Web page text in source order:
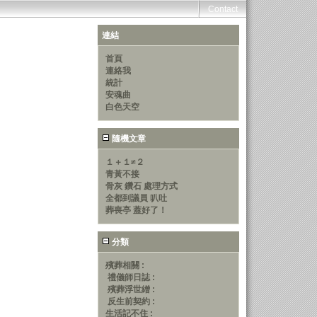
Contact
連結
首頁
連絡我
統計
安魂曲
白色天空
隨機文章
１＋１≠２
青黃不接
骨灰 鑽石 處理方式
全都到議員 叭吐
葬喪亭 蓋好了！
分類
殯葬相關 :
禮儀師日誌 :
殯葬浮世繒 :
反生前契約 :
生活記不住 :